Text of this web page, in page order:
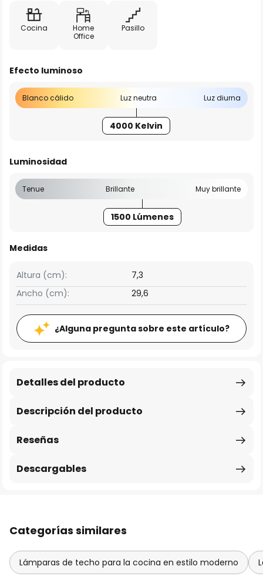
Cocina
Home
Office
Pasillo
Efecto luminoso
Blanco cálido Luz neutra Luz diurna
4000 Kelvin
Luminosidad
Tenue Brillante Muy brillante
1500 Lúmenes
Medidas
Ancho (cm): 29,6
Altura (cm): 7,3
¿Alguna pregunta sobre este artículo?
Descripción del producto
Detalles del producto
Reseñas
Descargables
Categorías similares
Lámparas de techo para la cocina en estilo moderno